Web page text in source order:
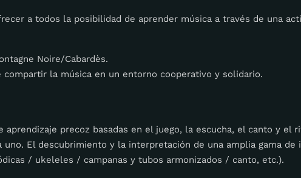
a todos la posibilidad de aprender música a través de una
Noire/Cabardès.
la música en un entorno cooperativo y solidario.
precoz basadas en el juego, la escucha, el canto y el
El descubrimiento y la interpretación de una amplia gama
/ ukeleles / campanas y tubos armonizados / canto, etc.).